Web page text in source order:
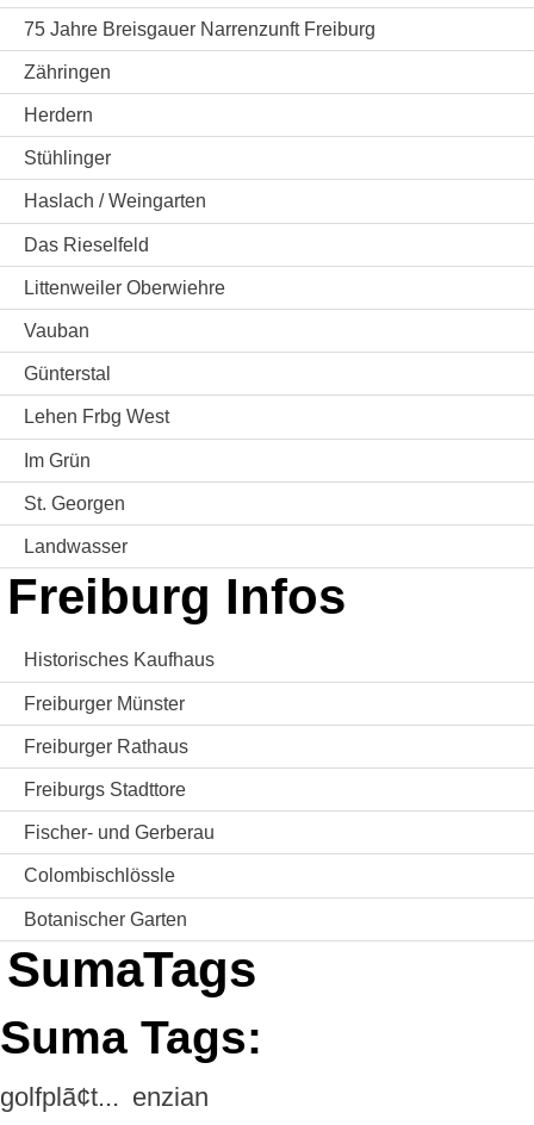
75 Jahre Breisgauer Narrenzunft Freiburg
Zähringen
Herdern
Stühlinger
Haslach / Weingarten
Das Rieselfeld
Littenweiler Oberwiehre
Vauban
Günterstal
Lehen Frbg West
Im Grün
St. Georgen
Landwasser
Freiburg Infos
Historisches Kaufhaus
Freiburger Münster
Freiburger Rathaus
Freiburgs Stadttore
Fischer- und Gerberau
Colombischlössle
Botanischer Garten
SumaTags
Suma Tags:
golfplã¢t... enzian